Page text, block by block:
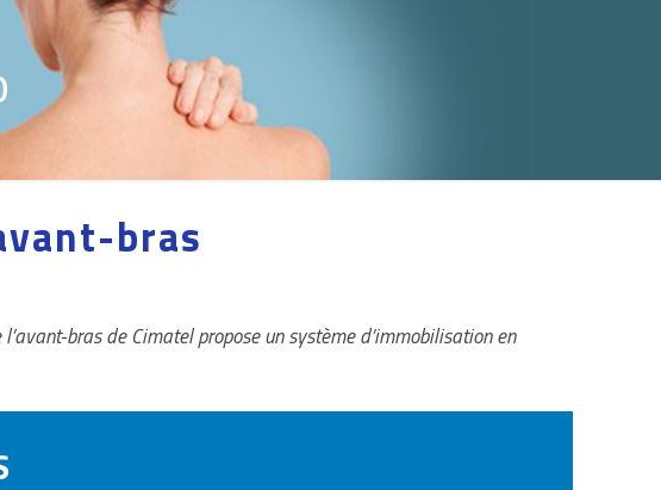
bras
bras de Cimatel propose un système d’immobilisation en